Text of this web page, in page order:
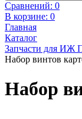
Сравнений: 0
В корзине: 0
Главная
Каталог
Запчасти для ИЖ
Набор винтов
Набор